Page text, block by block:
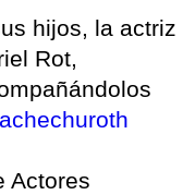
hijos, la actriz
Rot,
Actores